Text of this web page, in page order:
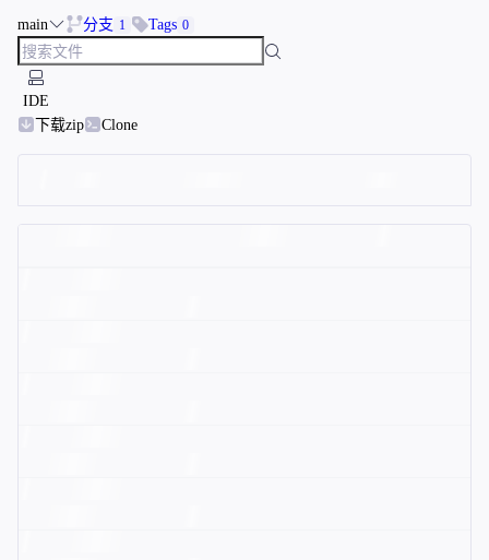
main 分支 1 Tags 0
IDE
下载zip
Clone